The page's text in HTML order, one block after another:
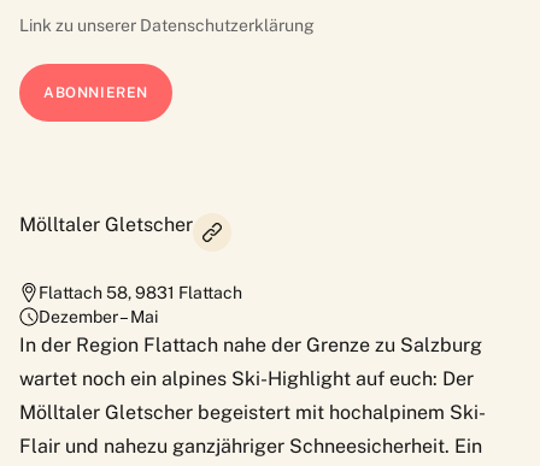
Link zu unserer Datenschutzerklärung
Mölltaler Gletscher
Flattach 58,9831 Flattach
Dezember – Mai
In der Region Flattach nahe der Grenze zu Salzburg
wartet noch ein alpines Ski-Highlight auf euch: Der
Mölltaler Gletscher begeistert mit hochalpinem Ski-
Flair und nahezu ganzjähriger Schneesicherheit. Ein